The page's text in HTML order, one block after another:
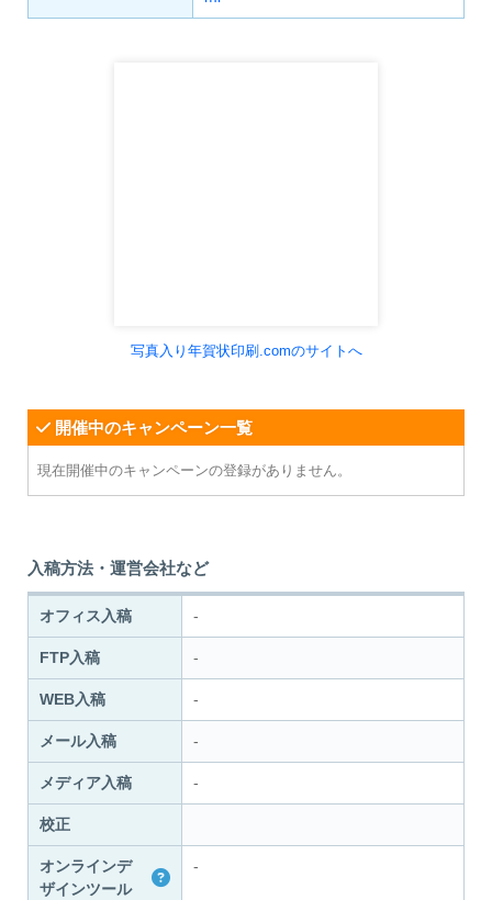
写真入り年賀状印刷.comのサイトへ
開催中のキャンペーン一覧
現在開催中のキャンペーンの登録がありません。
入稿方法・運営会社など
オフィス入稿 -
FTP入稿 -
WEB入稿 -
メール入稿 -
メディア入稿 -
校正
オンラインデ
ザインツール
-